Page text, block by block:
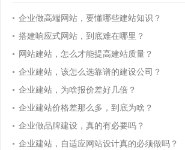
企业做高端网站，要懂哪些建站知识？
搭建响应式网站，到底难在哪里？
网站建站，怎么才能提高建站质量？
企业建站，该怎么选靠谱的建设公司？
企业建站，为啥报价差好几倍？
企业建站价格差那么多，到底为啥？
企业做品牌建设，真的有必要吗？
企业建站，自适应网站设计真的必须做吗？